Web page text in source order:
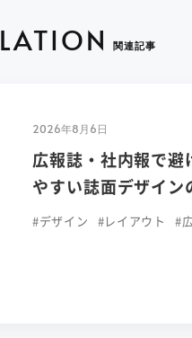
関連記事
2026年8月6日
広報誌・社内報で
やすい誌面デザイン
#デザイン #レイアウト #